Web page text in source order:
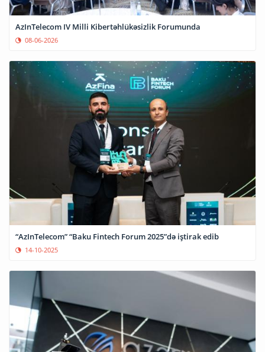
AzInTelecom IV Milli Kibertəhlükəsizlik Forumunda
08-06-2026
“AzInTelecom” “Baku Fintech Forum 2025”də iştirak edib
14-10-2025